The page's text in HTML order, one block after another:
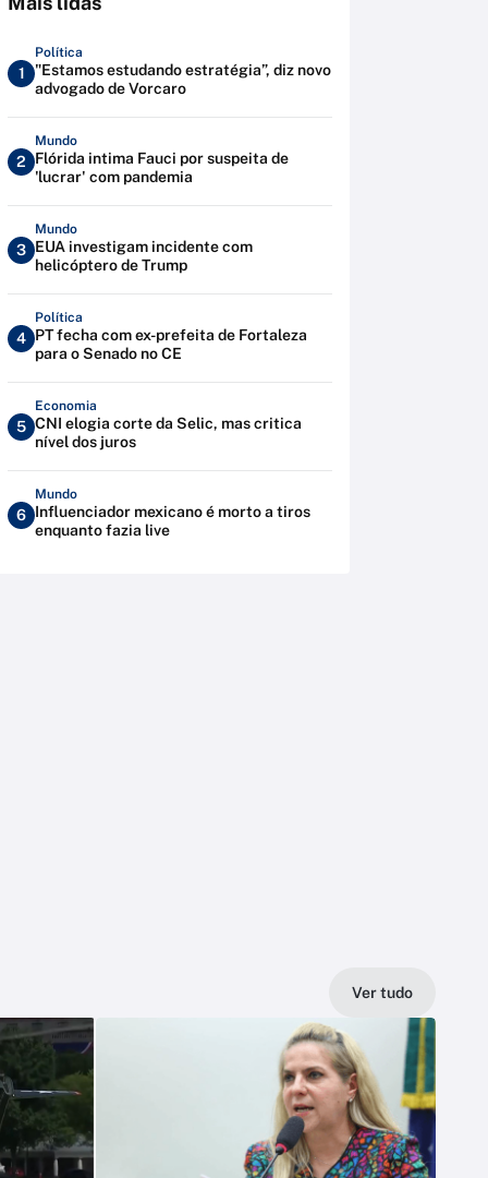
1
Política
"Estamos estudando estratégia”, diz novo
advogado de Vorcaro
2
Mundo
Flórida intima Fauci por suspeita de
'lucrar' com pandemia
3
Mundo
EUA investigam incidente com
helicóptero de Trump
4
Política
PT fecha com ex-prefeita de Fortaleza
para o Senado no CE
5
Economia
CNI elogia corte da Selic, mas critica
nível dos juros
6
Mundo
Influenciador mexicano é morto a tiros
enquanto fazia live
Ver tudo